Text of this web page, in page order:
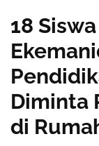
18
Diminta
di